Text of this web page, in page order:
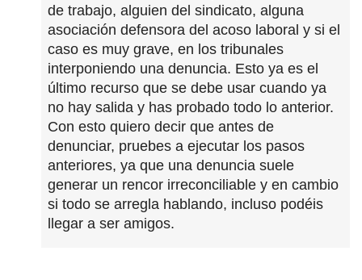
de trabajo, alguien del sindicato, alguna
asociación defensora del acoso laboral y si el
caso es muy grave, en los tribunales
interponiendo una denuncia. Esto ya es el
último recurso que se debe usar cuando ya
no hay salida y has probado todo lo anterior.
Con esto quiero decir que antes de
denunciar, pruebes a ejecutar los pasos
anteriores, ya que una denuncia suele
generar un rencor irreconciliable y en cambio
si todo se arregla hablando, incluso podéis
llegar a ser amigos.